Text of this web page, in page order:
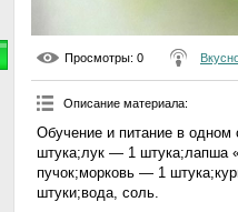
Просмотры: 0
Описание материала:
Обучение и питание в
штука;лук — 1 штука;лапша
пучок;морковь — 1
штуки;вода, соль.